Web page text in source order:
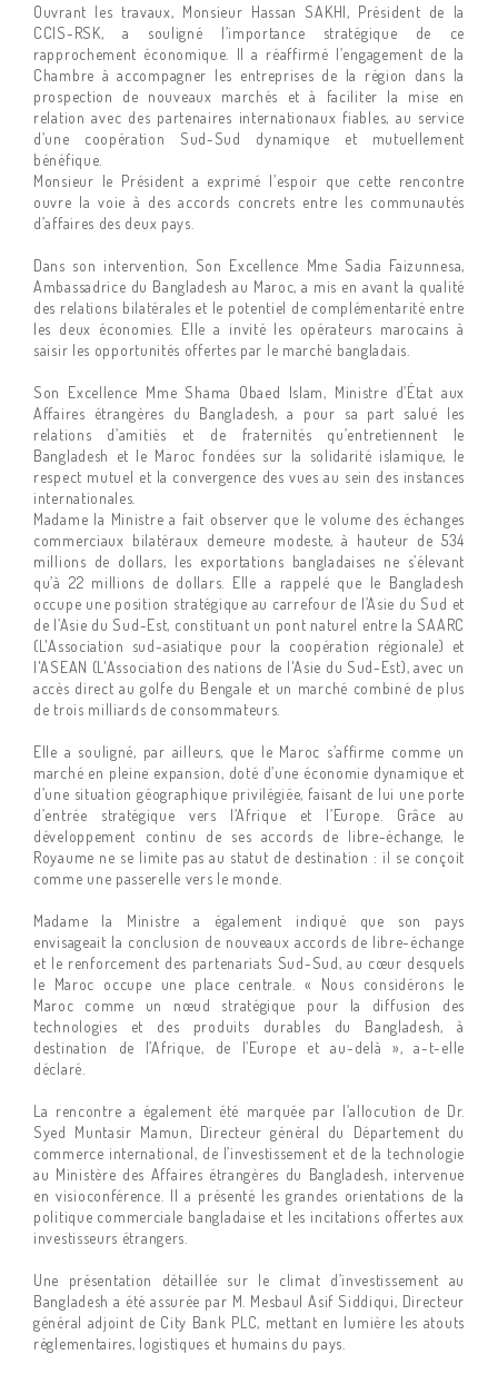
Ouvrant les travaux, Monsieur Hassan SAKHI, Président de la
CCIS-RSK, a souligné l’importance stratégique de ce
rapprochement économique. Il a réaffirmé l’engagement de la
Chambre à accompagner les entreprises de la région dans la
prospection de nouveaux marchés et à faciliter la mise en
relation avec des partenaires internationaux fiables, au service
d’une coopération Sud-Sud dynamique et mutuellement
bénéfique.
Monsieur le Président a exprimé l’espoir que cette rencontre
ouvre la voie à des accords concrets entre les communautés
d’affaires des deux pays.
Dans son intervention, Son Excellence Mme Sadia Faizunnesa,
Ambassadrice du Bangladesh au Maroc, a mis en avant la qualité
des relations bilatérales et le potentiel de complémentarité entre
les deux économies. Elle a invité les opérateurs marocains à
saisir les opportunités offertes par le marché bangladais.
Son Excellence Mme Shama Obaed Islam, Ministre d’État aux
Affaires étrangères du Bangladesh, a pour sa part salué les
relations d’amitiés et de fraternités qu’entretiennent le
Bangladesh et le Maroc fondées sur la solidarité islamique, le
respect mutuel et la convergence des vues au sein des instances
internationales.
Madame la Ministre a fait observer que le volume des échanges
commerciaux bilatéraux demeure modeste, à hauteur de 534
millions de dollars, les exportations bangladaises ne s’élevant
qu’à 22 millions de dollars. Elle a rappelé que le Bangladesh
occupe une position stratégique au carrefour de l’Asie du Sud et
de l’Asie du Sud-Est, constituant un pont naturel entre la SAARC
(L'Association sud-asiatique pour la coopération régionale) et
l'ASEAN (L'Association des nations de l'Asie du Sud-Est), avec un
accès direct au golfe du Bengale et un marché combiné de plus
de trois milliards de consommateurs.
Elle a souligné, par ailleurs, que le Maroc s’affirme comme un
marché en pleine expansion, doté d’une économie dynamique et
d’une situation géographique privilégiée, faisant de lui une porte
d’entrée stratégique vers l’Afrique et l’Europe. Grâce au
développement continu de ses accords de libre-échange, le
Royaume ne se limite pas au statut de destination : il se conçoit
comme une passerelle vers le monde.
Madame la Ministre a également indiqué que son pays
envisageait la conclusion de nouveaux accords de libre-échange
et le renforcement des partenariats Sud-Sud, au cœur desquels
le Maroc occupe une place centrale. « Nous considérons le
Maroc comme un nœud stratégique pour la diffusion des
technologies et des produits durables du Bangladesh, à
destination de l’Afrique, de l’Europe et au-delà », a-t-elle
déclaré.
La rencontre a également été marquée par l’allocution de Dr.
Syed Muntasir Mamun, Directeur général du Département du
commerce international, de l’investissement et de la technologie
au Ministère des Affaires étrangères du Bangladesh, intervenue
en visioconférence. Il a présenté les grandes orientations de la
politique commerciale bangladaise et les incitations offertes aux
investisseurs étrangers.
Une présentation détaillée sur le climat d’investissement au
Bangladesh a été assurée par M. Mesbaul Asif Siddiqui, Directeur
général adjoint de City Bank PLC, mettant en lumière les atouts
réglementaires, logistiques et humains du pays.